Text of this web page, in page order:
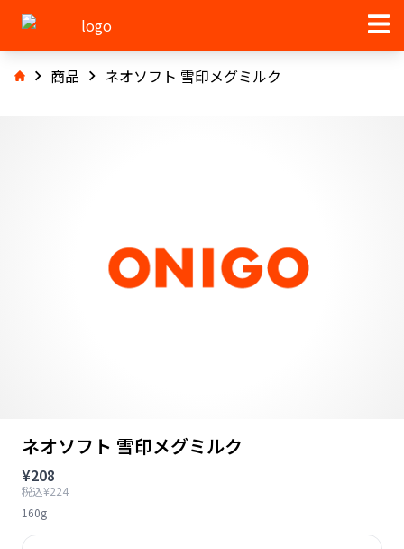
商品 ネオソフト 雪印メグミルク
ネオソフト 雪印メグミルク
¥208
税込¥224
160g